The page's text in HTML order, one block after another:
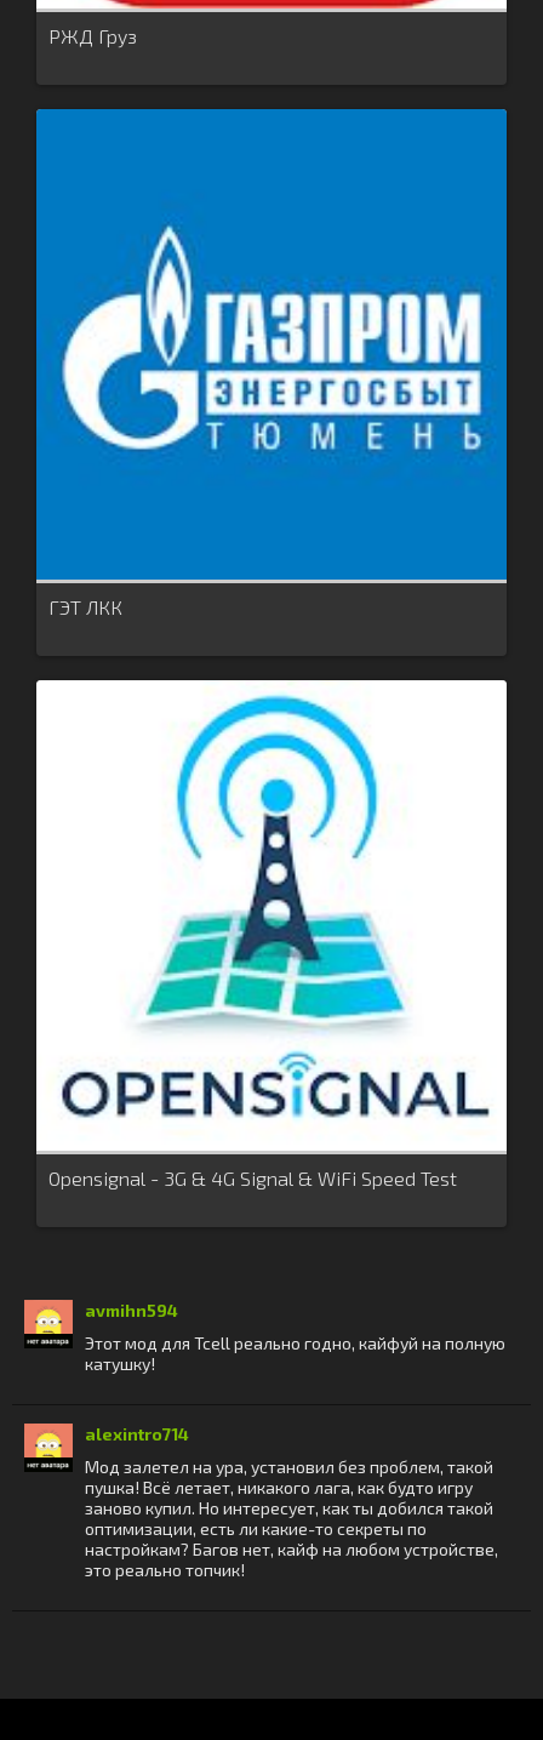
РЖД Груз
ГЭТ ЛКК
Opensignal - 3G & 4G Signal & WiFi Speed Test
avmihn594
Этот мод для Tcell реально годно, кайфуй на полную
катушку!
alexintro714
Мод залетел на ура, установил без проблем, такой
пушка! Всё летает, никакого лага, как будто игру
заново купил. Но интересует, как ты добился такой
оптимизации, есть ли какие-то секреты по
настройкам? Багов нет, кайф на любом устройстве,
это реально топчик!